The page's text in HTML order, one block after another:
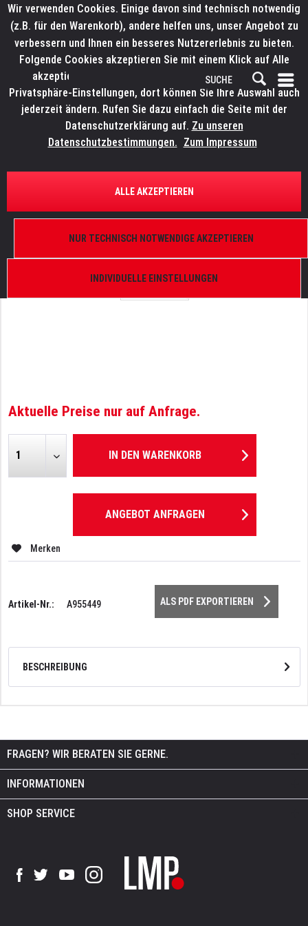
ÜBERSICHT ERSATZTEILE
LITECRAFT OutLED WT20.swa
Aktuelle Preise nur auf Anfrage.
IN DEN WARENKORB
ANGEBOT ANFRAGEN
Merken
Artikel-Nr.: A955449 ALS PDF EXPORTIEREN
BESCHREIBUNG
FRAGEN? WIR BERATEN SIE GERNE.
INFORMATIONEN
SHOP SERVICE
Wir verwenden Cookies. Einige davon sind technisch notwendig
(z.B. für den Warenkorb), andere helfen uns, unser Angebot zu
verbessern und Ihnen ein besseres Nutzererlebnis zu bieten.
Folgende Cookies akzeptieren Sie mit einem Klick auf Alle
akzeptieren. Weitere Informationen finden Sie in den
Privatsphäre-Einstellungen, dort können Sie Ihre Auswahl auch
jederzeit ändern. Rufen Sie dazu einfach die Seite mit der
Datenschutzerklärung auf. Zu unseren
Datenschutzbestimmungen. Zum Impressum
INDIVIDUELLE EINSTELLUNGEN
NUR TECHNISCH NOTWENDIGE AKZEPTIEREN
ALLE AKZEPTIEREN